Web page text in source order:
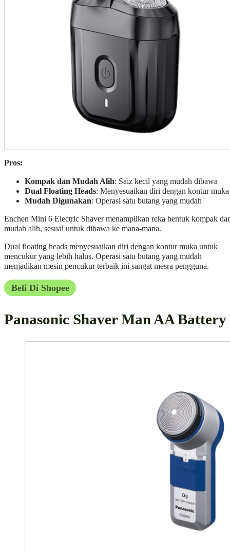
Pros:
Kompak dan Mudah Alih: Saiz kecil yang mudah dibawa
Dual Floating Heads: Menyesuaikan diri dengan kontur muka
Mudah Digunakan: Operasi satu butang yang mudah
Enchen Mini 6 Electric Shaver menampilkan reka bentuk kompak
mudah alih, sesuai untuk dibawa ke mana-mana.
Dual floating heads menyesuaikan diri dengan kontur muka untuk
mencukur yang lebih halus. Operasi satu butang yang mudah
menjadikan mesin pencukur terbaik ini sangat mesra pengguna.
Beli Di Shopee
Panasonic Shaver Man AA Battery